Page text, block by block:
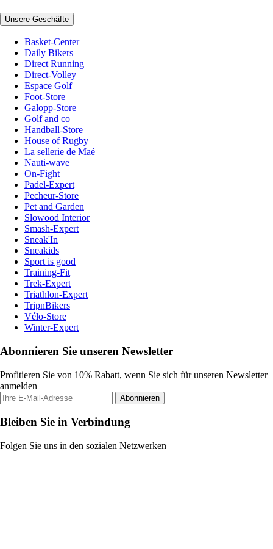
Unsere Geschäfte
Basket-Center
Daily Bikers
Direct Running
Direct-Volley
Espace Golf
Foot-Store
Galopp-Store
Golf and co
Handball-Store
House of Rugby
La sellerie de Maé
Nauti-wave
On-Fight
Padel-Expert
Pecheur-Store
Pet and Garden
Slowood Interior
Smash-Expert
Sneak'In
Sneakids
Sport is good
Training-Fit
Trek-Expert
Triathlon-Expert
TripnBikers
Vélo-Store
Winter-Expert
Abonnieren Sie unseren Newsletter
Profitieren Sie von 10% Rabatt, wenn Sie sich für unseren Newsletter
anmelden
Abonnieren
Bleiben Sie in Verbindung
Folgen Sie uns in den sozialen Netzwerken